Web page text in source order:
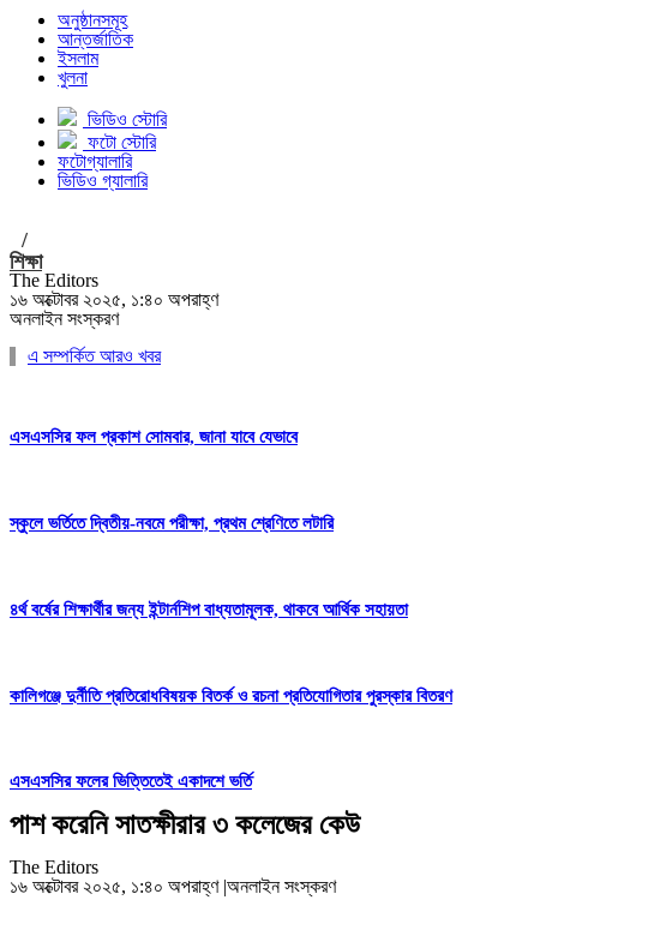
অনুষ্ঠানসমূহ
আন্তর্জাতিক
ইসলাম
খুলনা
ভিডিও স্টোরি
ফটো স্টোরি
ফটোগ্যালারি
ভিডিও গ্যালারি
/
শিক্ষা
The Editors
১৬ অক্টোবর ২০২৫, ১:৪০ অপরাহ্ণ
অনলাইন সংস্করণ
এ সম্পর্কিত আরও খবর
এসএসসির ফল প্রকাশ সোমবার, জানা যাবে যেভাবে
স্কুলে ভর্তিতে দ্বিতীয়-নবমে পরীক্ষা, প্রথম শ্রেণিতে লটারি
৪র্থ বর্ষের শিক্ষার্থীর জন্য ইন্টার্নশিপ বাধ্যতামূলক, থাকবে আর্থিক সহায়তা
কালিগঞ্জে দুর্নীতি প্রতিরোধবিষয়ক বিতর্ক ও রচনা প্রতিযোগিতার পুরস্কার বিতরণ
এসএসসির ফলের ভিত্তিতেই একাদশে ভর্তি
পাশ করেনি সাতক্ষীরার ৩ কলেজের কেউ
The Editors
১৬ অক্টোবর ২০২৫, ১:৪০ অপরাহ্ণ |অনলাইন সংস্করণ